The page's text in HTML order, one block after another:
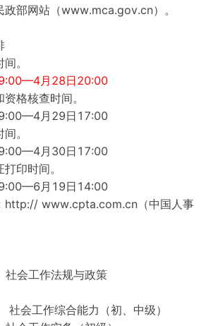
政部网站（www.mca.gov.cn）。
。
月28日20:00
资格核查时间。
月29日17:00
。
月30日17:00
印时间。
月19日14:00
http:// www.cpta.com.cn（中国人事
工作法规与政策
工作综合能力（初、中级）